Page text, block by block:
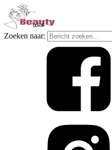
Zoeken naar: